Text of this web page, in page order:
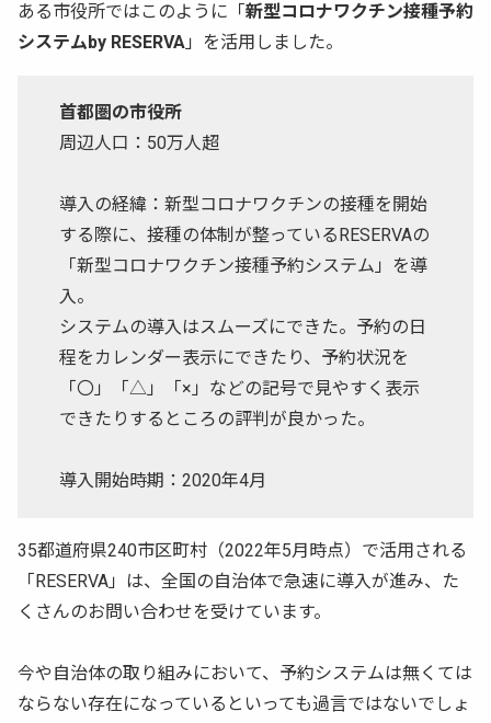
ある市役所ではこのように「新型コロナワクチン接種予約
システムby RESERVA 」を活用しました。
首都圏の市役所
周辺人口：50万人超
導入の経緯：新型コロナワクチンの接種を開始
する際に、接種の体制が整っているRESERVAの
「新型コロナワクチン接種予約システム」を導
入。
システムの導入はスムーズにできた。予約の日
程をカレンダー表示にできたり、予約状況を
「〇」「△」「×」などの記号で見やすく表示
できたりするところの評判が良かった。
導入開始時期：2020年4月
35都道府県240市区町村（2022年5月時点）で活用される
「RESERVA」は、全国の自治体で急速に導入が進み、た
くさんのお問い合わせを受けています。
今や自治体の取り組みにおいて、予約システムは無くては
ならない存在になっているといっても過言ではないでしょ